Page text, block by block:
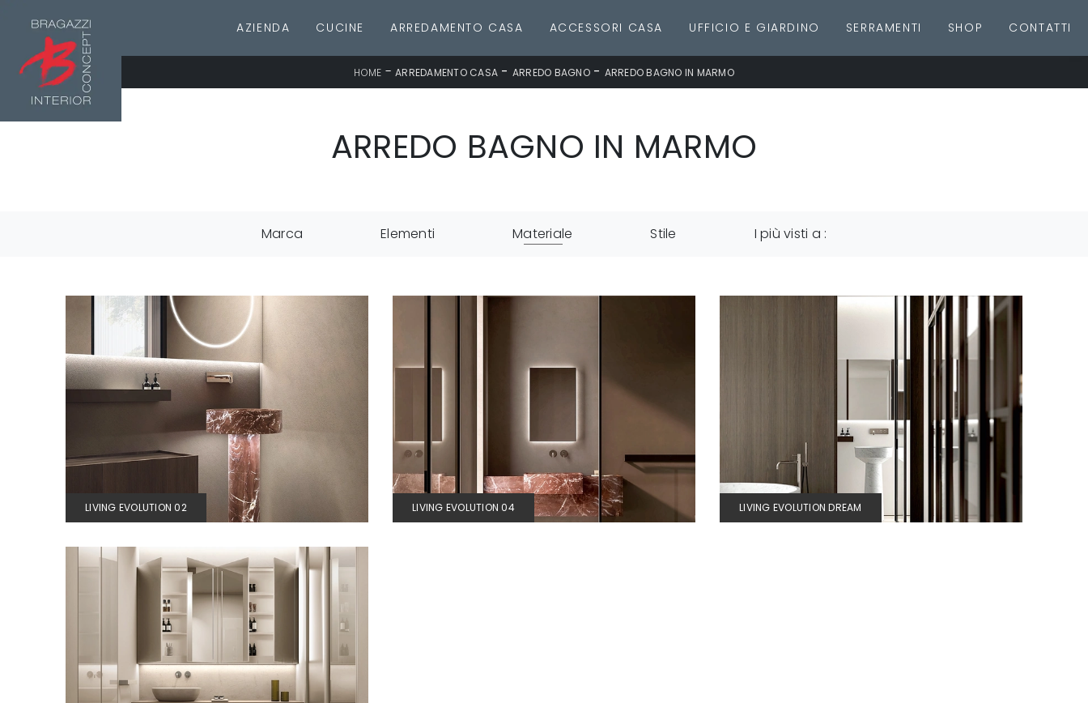
AZIENDA CUCINE ARREDAMENTO CASA ACCESSORI CASA UFFICIO E GIARDINO SERRAMENTI SHOP CONTATTI
HOME - ARREDAMENTO CASA - ARREDO BAGNO- ARREDO BAGNO IN MARMO
ARREDO BAGNO IN MARMO
Marca Elementi Materiale Stile I più visti a :
LIVING EVOLUTION 02 LIVING EVOLUTION 04 LIVING EVOLUTION DREAM